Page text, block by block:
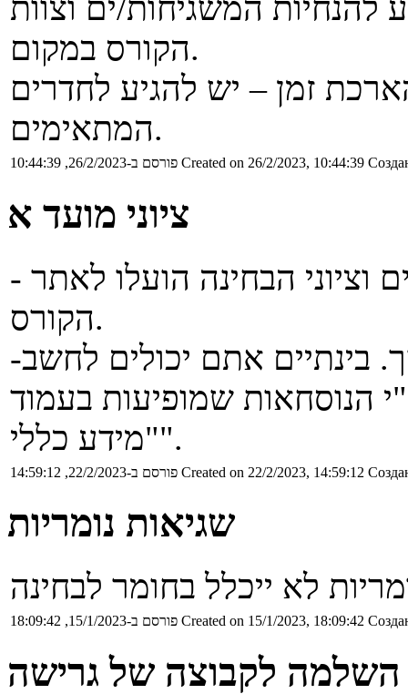
המשגיחות/ים וצוות
הקורס במקום.
זמן – יש להגיע לחדרים
המתאימים.
פורסם ב-26/2/2023, 10:44:39 Created on 26/2/2023, 10:44:39
ציוני מועד א
- טופס הבחינה, פתרונות של כל הטורים וציוני הבחינה הועלו לאתר
הקורס.
-ציונים סופיים בקורס יפורסמו בהמשך. בינתיים אתם יכולים לחשב
הנוסחאות שמופיעות בעמוד
"מידע כללי".
פורסם ב-22/2/2023, 14:59:12 Created on 22/2/2023, 14:59:12
שגיאות נומריות
לא ייכלל בחומר לבחינה
פורסם ב-15/1/2023, 18:09:42 Created on 15/1/2023, 18:09:42
השלמה לקבוצה של גרישה